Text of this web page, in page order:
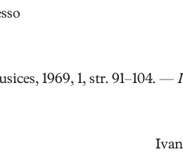
1969, 1, str. 91–104. —